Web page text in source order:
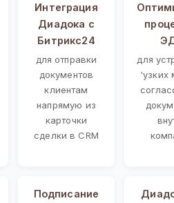
Интеграция
Диадока с
Битрикс24
для отправки
документов
клиентам
напрямую из
карточки
сделки в CRM
для
'узких
Подписание